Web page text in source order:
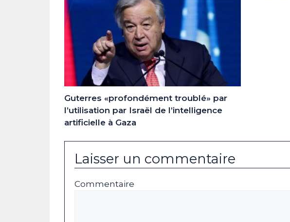
Guterres «profondément troublé» par
l’utilisation par Israël de l’intelligence
artificielle à Gaza
Laisser un commentaire
Commentaire